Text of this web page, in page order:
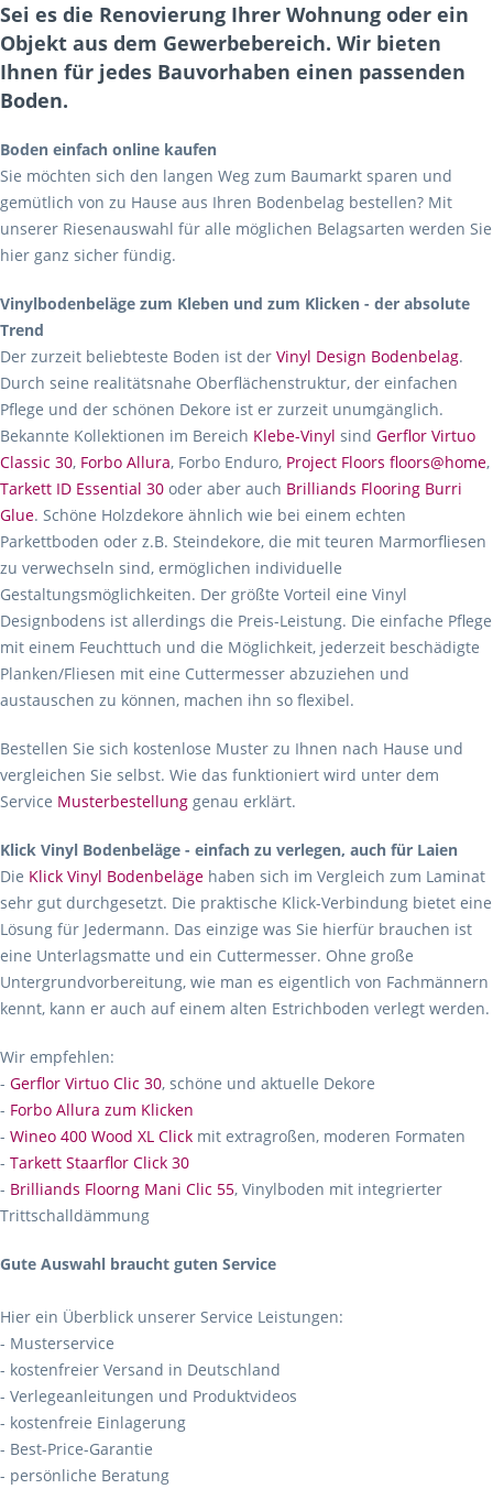
Sei es die Renovierung Ihrer Wohnung oder ein
Objekt aus dem Gewerbebereich. Wir bieten
Ihnen für jedes Bauvorhaben einen passenden
Boden.
Boden einfach online kaufen
Sie möchten sich den langen Weg zum Baumarkt sparen und
gemütlich von zu Hause aus Ihren Bodenbelag bestellen? Mit
unserer Riesenauswahl für alle möglichen Belagsarten werden Sie
hier ganz sicher fündig.
Vinylbodenbeläge zum Kleben und zum Klicken - der absolute
Trend
Der zurzeit beliebteste Boden ist der Vinyl Design Bodenbelag.
Durch seine realitätsnahe Oberflächenstruktur, der einfachen
Pflege und der schönen Dekore ist er zurzeit unumgänglich.
Bekannte Kollektionen im Bereich Klebe-Vinyl sind Gerflor Virtuo
Classic 30, Forbo Allura, Forbo Enduro, Project Floors floors@home,
Tarkett ID Essential 30 oder aber auch Brilliands Flooring Burri
Glue. Schöne Holzdekore ähnlich wie bei einem echten
Parkettboden oder z.B. Steindekore, die mit teuren Marmorfliesen
zu verwechseln sind, ermöglichen individuelle
Gestaltungsmöglichkeiten. Der größte Vorteil eine Vinyl
Designbodens ist allerdings die Preis-Leistung. Die einfache Pflege
mit einem Feuchttuch und die Möglichkeit, jederzeit beschädigte
Planken/Fliesen mit eine Cuttermesser abzuziehen und
austauschen zu können, machen ihn so flexibel.
Bestellen Sie sich kostenlose Muster zu Ihnen nach Hause und
vergleichen Sie selbst. Wie das funktioniert wird unter dem
Service Musterbestellung genau erklärt.
Klick Vinyl Bodenbeläge - einfach zu verlegen, auch für Laien
Die Klick Vinyl Bodenbeläge haben sich im Vergleich zum Laminat
sehr gut durchgesetzt. Die praktische Klick-Verbindung bietet eine
Lösung für Jedermann. Das einzige was Sie hierfür brauchen ist
eine Unterlagsmatte und ein Cuttermesser. Ohne große
Untergrundvorbereitung, wie man es eigentlich von Fachmännern
kennt, kann er auch auf einem alten Estrichboden verlegt werden.
Wir empfehlen:
- Gerflor Virtuo Clic 30, schöne und aktuelle Dekore
- Forbo Allura zum Klicken
- Wineo 400 Wood XL Click mit extragroßen, moderen Formaten
- Tarkett Staarflor Click 30
- Brilliands Floorng Mani Clic 55, Vinylboden mit integrierter
Trittschalldämmung
Gute Auswahl braucht guten Service
Hier ein Überblick unserer Service Leistungen:
- Musterservice
- kostenfreier Versand in Deutschland
- Verlegeanleitungen und Produktvideos
- kostenfreie Einlagerung
- Best-Price-Garantie
- persönliche Beratung